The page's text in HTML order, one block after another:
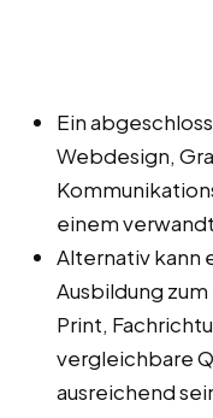
Ein
Webdesign,
einem
Alternativ kann
Ausbildung
Print,
vergleichbare
ausreichend